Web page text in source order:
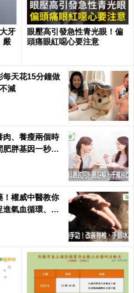
牙
嚴
眼壓高引發急性青光眼！偏
頭痛眼紅噁心要注意
天花15分鐘做
減
肉、養瘦兩個時
肥胖基因一秒關
！權威中醫教你
進氣血循環、活